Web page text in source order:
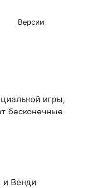
Версии
игры,
бесконечные
и Венди